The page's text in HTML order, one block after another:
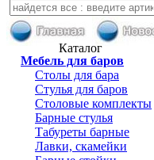
Каталог
Мебель для баров
Столы для бара
Стулья для баров
Столовые комплекты
Барные стулья
Табуреты барные
Лавки, скамейки